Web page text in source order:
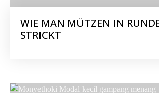
WIE MAN MÜTZEN IN
STRICKT